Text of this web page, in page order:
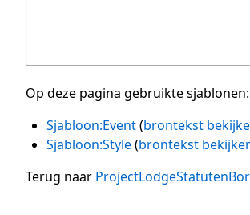
Op deze pagina gebruikte sjablonen:
Sjabloon:Event(brontekst
Sjabloon:Style(brontekst
Terug naar